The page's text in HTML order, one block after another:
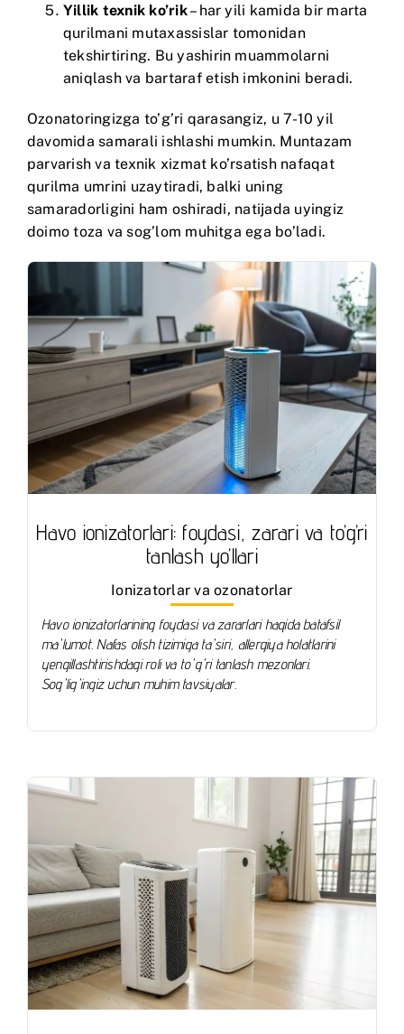
Yillik texnik ko’rik– har yili kamida bir marta
qurilmani mutaxassislar tomonidan
tekshirtiring. Bu yashirin muammolarni
aniqlash va bartaraf etish imkonini beradi.
Ozonatoringizga to’g’ri qarasangiz, u 7-10 yil
davomida samarali ishlashi mumkin. Muntazam
parvarish va texnik xizmat ko’rsatish nafaqat
qurilma umrini uzaytiradi, balki uning
samaradorligini ham oshiradi, natijada uyingiz
doimo toza va sog’lom muhitga ega bo’ladi.
Havo ionizatorlari: foydasi, zarari va to’g’ri
tanlash yo’llari
Ionizatorlar va ozonatorlar
Havo ionizatorlarining foydasi va zararlari haqida batafsil
ma'lumot. Nafas olish tizimiga ta'siri, allergiya holatlarini
yengillashtirishdagi roli va to'g'ri tanlash mezonlari.
Sog'lig'ingiz uchun muhim tavsiyalar.